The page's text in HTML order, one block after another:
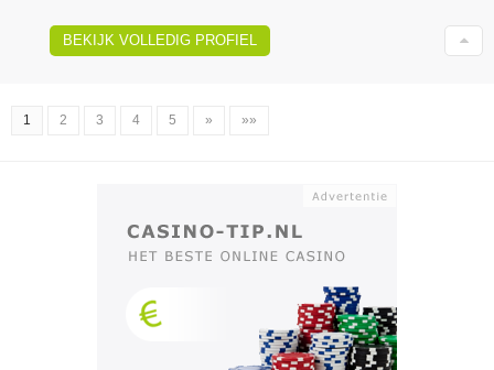
BEKIJK VOLLEDIG PROFIEL
1 2 3 4 5 » »»